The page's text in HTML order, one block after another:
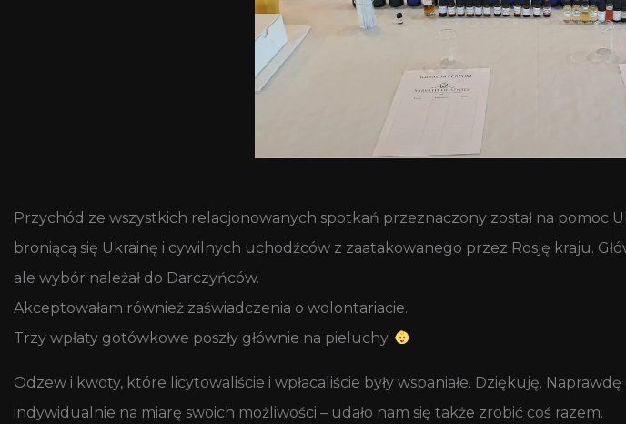
Przychód ze wszystkich relacjonowanych spotkań przeznaczony został na pomoc
broniącą się Ukrainę i cywilnych uchodźców z zaatakowanego przez Rosję kraju.
ale wybór należał do Darczyńców.
Akceptowałam również zaświadczenia o wolontariacie.
Trzy wpłaty gotówkowe poszły głównie na pieluchy.
Odzew i kwoty, które licytowaliście i wpłacaliście były wspaniałe. Dziękuję.
indywidualnie na miarę swoich możliwości – udało nam się także zrobić coś razem.